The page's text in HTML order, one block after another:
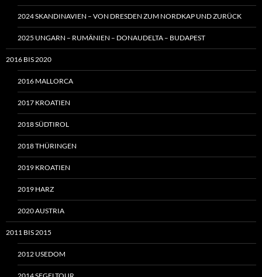
2024 SKANDINAVIEN – VON DRESDEN ZUM NORDKAP UND ZURÜCK
2025 UNGARN – RUMÄNIEN – DONAUDELTA – BUDAPEST
2016 BIS 2020
2016 MALLORCA
2017 KROATIEN
2018 SÜDTIROL
2018 THÜRINGEN
2019 KROATIEN
2019 HARZ
2020 AUSTRIA
2011 BIS 2015
2012 USEDOM